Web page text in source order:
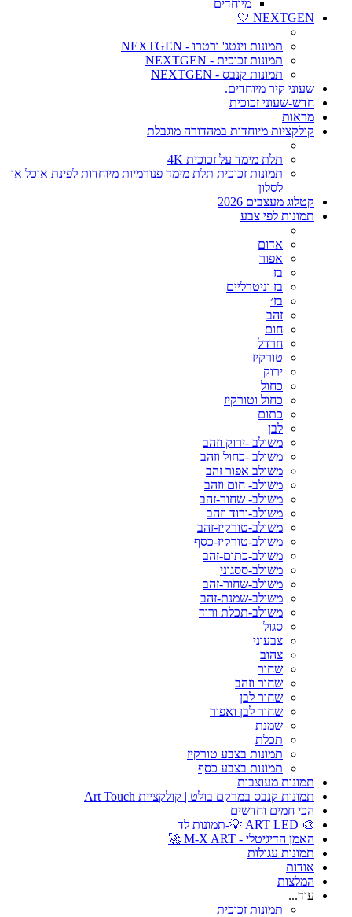
מיוחדים
NEXTGEN 🤍
תמונות וינטג' ורטרו - NEXTGEN
תמונות זכוכית - NEXTGEN
תמונות קנבס - NEXTGEN
שעוני קיר מיוחדים.
חדש-שעוני זכוכית
מראות
קולקציות מיוחדות במהדורה מוגבלת
תלת מימד על זכוכית 4K
תמונות זכוכית תלת מימד פנורמיות מיוחדות לפינת אוכל או
לסלון
קטלוג מעצבים 2026
תמונות לפי צבע
אדום
אפור
בז
בז וניטרליים
בז׳
זהב
חום
חרדל
טורקיז
ירוק
כחול
כחול וטורקיז
כתום
לבן
משולב -ירוק וזהב
משולב -כחול וזהב
משולב אפור זהב
משולב- חום וזהב
משולב- שחור-זהב
משולב-ורוד וזהב
משולב-טורקיז-זהב
משולב-טורקיז-כסף
משולב-כתום-זהב
משולב-ססגוני
משולב-שחור-זהב
משולב-שמנת-זהב
משולב-תכלת ורוד
סגול
צבעוני
צהוב
שחור
שחור וזהב
שחור לבן
שחור לבן ואפור
שמנת
תכלת
תמונות בצבע טורקיז
תמונות בצבע כסף
תמונות מעוצבות
תמונות קנבס במרקם בולט | קולקציית Art Touch
הכי חמים וחדשים
🎨 ART LED 💡-תמונות לד
האמן הדיגיטלי - M-X ART 🚀
תמונות עגולות
אודות
המלצות
עוד...
תמונות זכוכית